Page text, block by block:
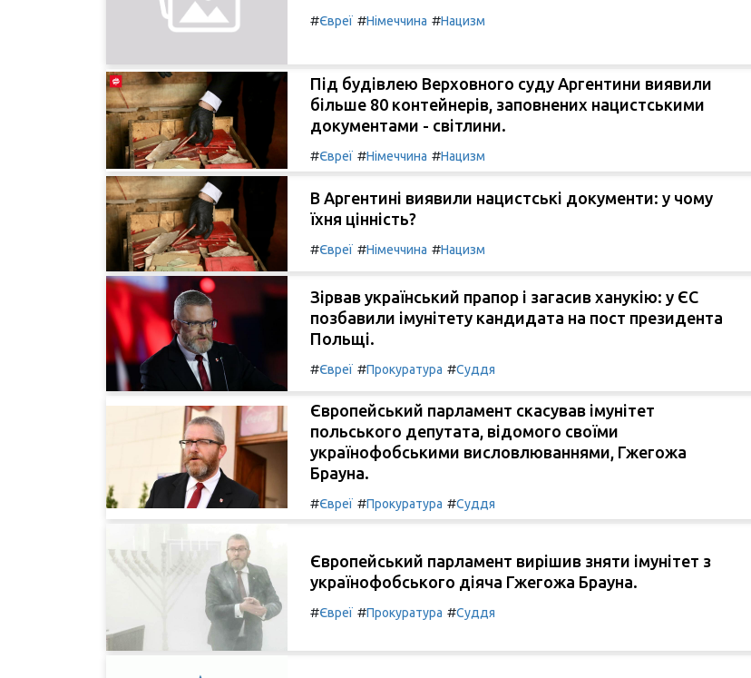
#Євреї #Німеччина #Нацизм
Під будівлею Верховного суду Аргентини виявили
більше 80 контейнерів, заповнених нацистськими
документами - світлини.
#Євреї #Німеччина #Нацизм
В Аргентині виявили нацистські документи: у чому
їхня цінність?
#Євреї #Німеччина #Нацизм
Зірвав український прапор і загасив ханукію: у ЄС
позбавили імунітету кандидата на пост президента
Польщі.
#Євреї #Прокуратура #Суддя
Європейський парламент скасував імунітет
польського депутата, відомого своїми
українофобськими висловлюваннями, Гжегожа
Брауна.
#Євреї #Прокуратура #Суддя
Європейський парламент вирішив зняти імунітет з
українофобського діяча Гжегожа Брауна.
#Євреї #Прокуратура #Суддя